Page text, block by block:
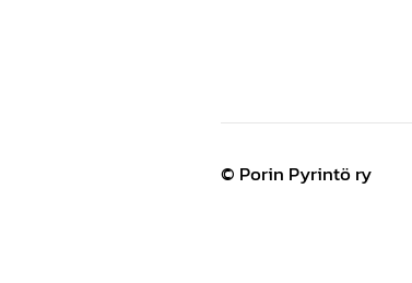
© Porin Pyrintö ry